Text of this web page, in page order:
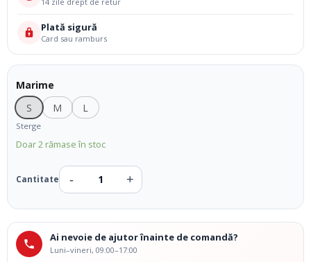
Plată sigură
Card sau ramburs
Marime
S
M L
Sterge
Doar 2 rămase în stoc
Ai nevoie de ajutor înainte de comandă?
Luni–vineri, 09:00–17:00